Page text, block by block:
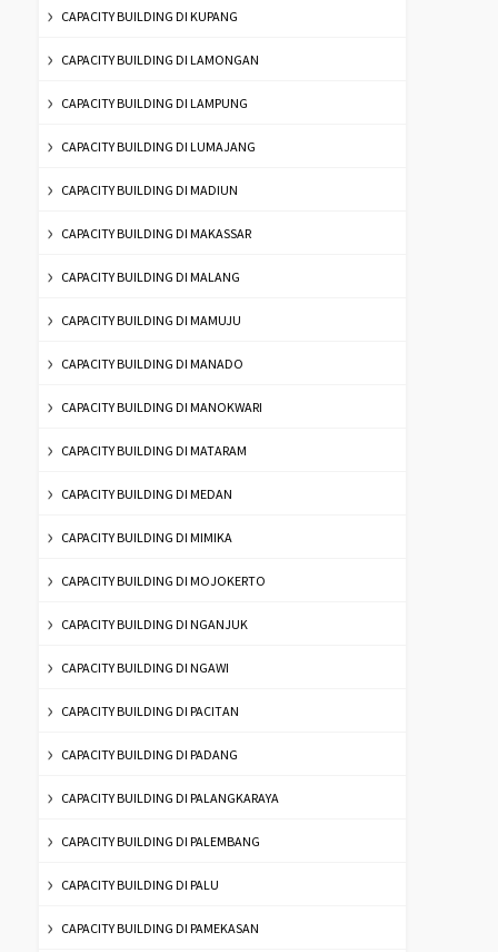
CAPACITY BUILDING DI KUPANG
CAPACITY BUILDING DI LAMONGAN
CAPACITY BUILDING DI LAMPUNG
CAPACITY BUILDING DI LUMAJANG
CAPACITY BUILDING DI MADIUN
CAPACITY BUILDING DI MAKASSAR
CAPACITY BUILDING DI MALANG
CAPACITY BUILDING DI MAMUJU
CAPACITY BUILDING DI MANADO
CAPACITY BUILDING DI MANOKWARI
CAPACITY BUILDING DI MATARAM
CAPACITY BUILDING DI MEDAN
CAPACITY BUILDING DI MIMIKA
CAPACITY BUILDING DI MOJOKERTO
CAPACITY BUILDING DI NGANJUK
CAPACITY BUILDING DI NGAWI
CAPACITY BUILDING DI PACITAN
CAPACITY BUILDING DI PADANG
CAPACITY BUILDING DI PALANGKARAYA
CAPACITY BUILDING DI PALEMBANG
CAPACITY BUILDING DI PALU
CAPACITY BUILDING DI PAMEKASAN